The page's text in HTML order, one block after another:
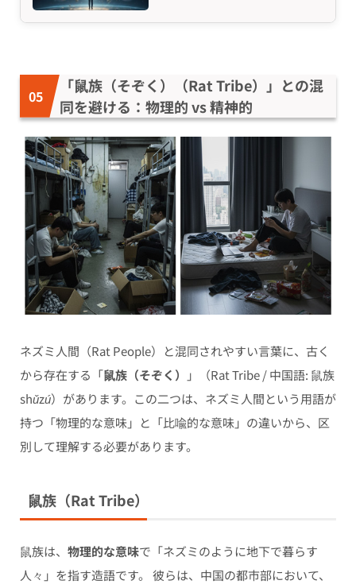
「鼠族（そぞく）（Rat Tribe）」との混
同を避ける：物理的 vs 精神的
ネズミ人間（Rat People）と混同されやすい言葉に、古く
から存在する「鼠族（そぞく）
」（Rat Tribe / 中国語: 鼠族
shǔzú）があります。この二つは、ネズミ人間という用語が
持つ「物理的な意味」と「比喩的な意味」の違いから、区
別して理解する必要があります。
鼠族（Rat Tribe）
鼠族は、 物理的な意味で「ネズミのように地下で暮らす
人々」を指す造語です。 彼らは、中国の都市部において、